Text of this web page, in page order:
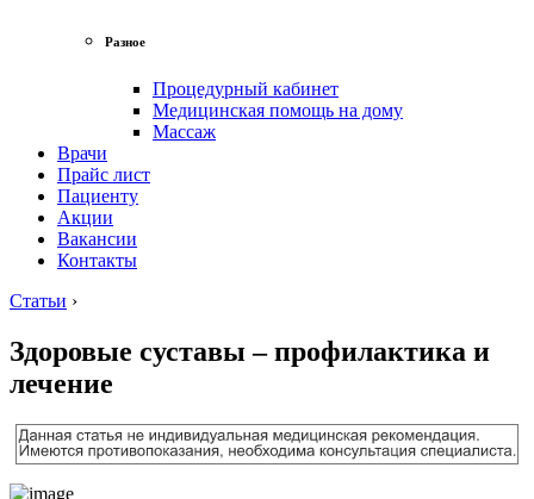
Разное
Процедурный кабинет
Медицинская помощь на дому
Массаж
Врачи
Прайс лист
Пациенту
Акции
Вакансии
Контакты
Статьи ›
Здоровые суставы – профилактика и
лечение